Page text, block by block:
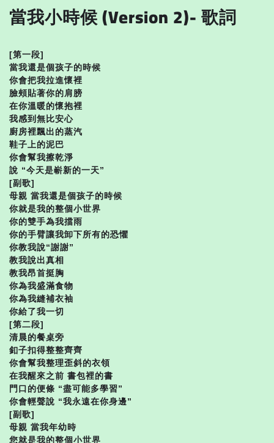
當我小時候 (Version 2)- 歌詞
[第一段]
當我還是個孩子的時候
你會把我拉進懷裡
臉頰貼著你的肩膀
在你溫暖的懷抱裡
我感到無比安心
廚房裡飄出的蒸汽
鞋子上的泥巴
你會幫我擦乾淨
說 “今天是嶄新的一天”
[副歌]
母親 當我還是個孩子的時候
你就是我的整個小世界
你的雙手為我擋雨
你的手臂讓我卸下所有的恐懼
你教我說“謝謝”
教我說出真相
教我昂首挺胸
你為我盛滿食物
你為我縫補衣袖
你給了我一切
[第二段]
清晨的餐桌旁
釦子扣得整整齊齊
你會幫我整理歪斜的衣領
在我醒來之前 書包裡的書
門口的便條 “盡可能多學習”
你會輕聲說 “我永遠在你身邊”
[副歌]
母親 當我年幼時
您就是我的整個小世界